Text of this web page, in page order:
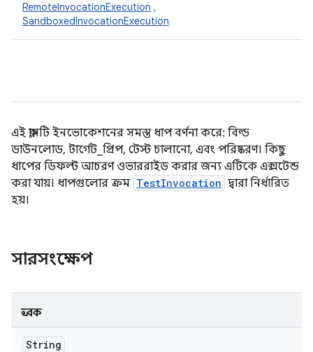
RemoteInvocationExecution ,
SandboxedInvocationExecution
এই ক্লাসটি ইনভোকেশনের সমস্ত ধাপ বর্ণনা করে: বিল্ড
ডাউনলোড, টার্গেট_প্রিপ, টেস্ট চালানো, এবং পরিষ্করণ। কিছু
ধাপের ডিফল্ট আচরণ ওভাররাইড করার জন্য এটিকে এক্সটেন্ড
করা যায়। ধাপগুলোর ক্রম TestInvocation দ্বারা নির্ধারিত
হয়।
সারসংক্ষেপ
ধ্রুবক
String